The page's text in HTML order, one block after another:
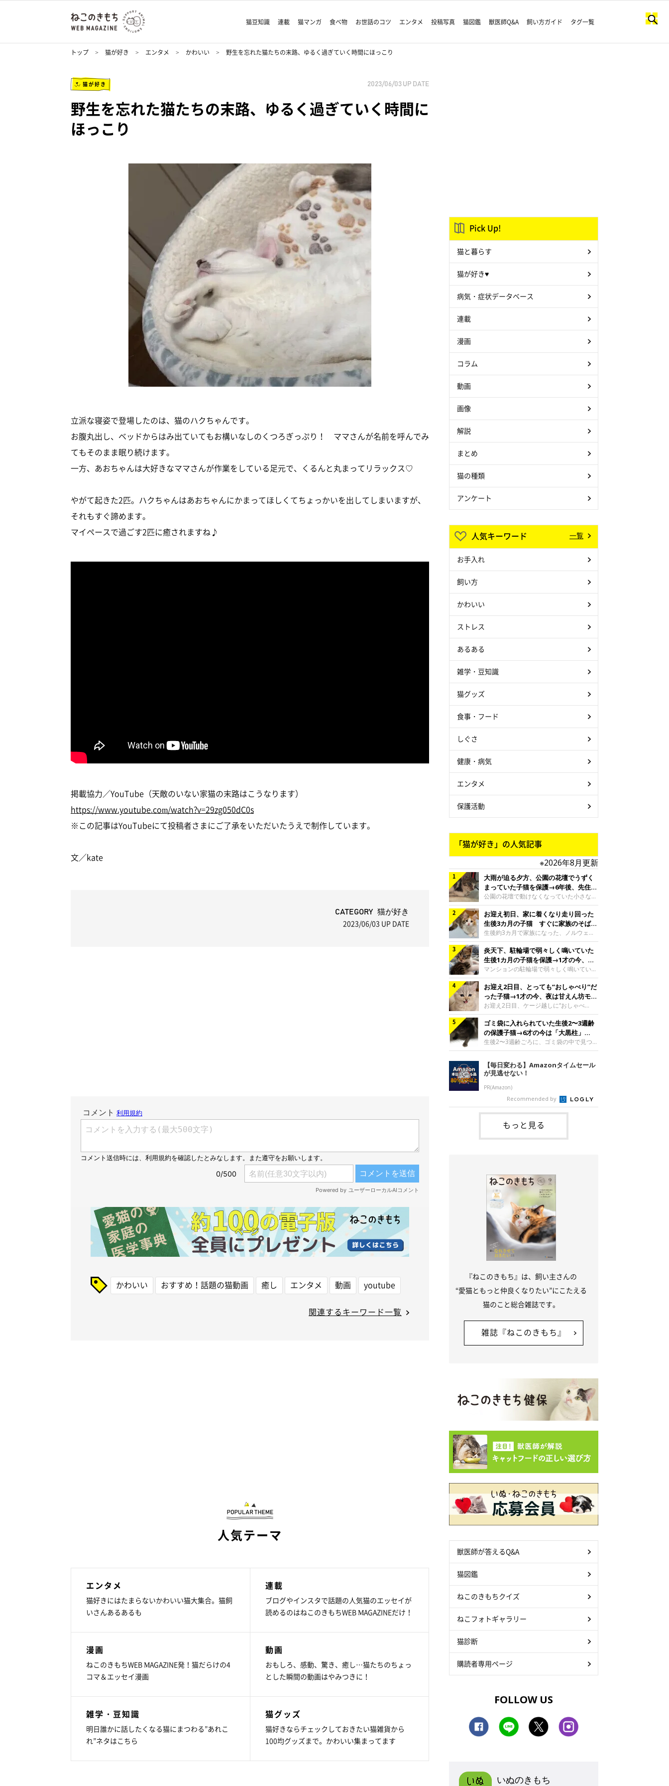
猫豆知識 連載 猫マンガ 食べ物 お世話のコツ エンタメ 投稿写真 猫図鑑 獣医師Q&A 飼い方ガイド タグ一覧
トップ 猫が好き エンタメ かわいい 野生を忘れた猫たちの末路、ゆるく過ぎていく時間にほっこり
猫が好き 2023/06/03 UP DATE
野生を忘れた猫たちの末路、ゆるく過ぎていく時間に
ほっこり
立派な寝姿で登場したのは、猫のハクちゃんです。
お腹丸出し、ベッドからはみ出ていてもお構いなしのくつろぎっぷり！ ママさんが名前を呼んでみ
てもそのまま眠り続けます。
一方、あおちゃんは大好きなママさんが作業をしている足元で、くるんと丸まってリラックス♡
やがて起きた2匹。ハクちゃんはあおちゃんにかまってほしくてちょっかいを出してしまいますが、
それもすぐ諦めます。
マイペースで過ごす2匹に癒されますね♪
掲載協力／YouTube（天敵のいない家猫の末路はこうなります）
https://www.youtube.com/watch?v=29zg050dC0s
※この記事はYouTubeにて投稿者さまにご了承をいただいたうえで制作しています。
文／kate
CATEGORY 猫が好き
2023/06/03 UP DATE
かわいい おすすめ！話題の猫動画 癒し エンタメ 動画 youtube
関連するキーワード一覧
人気テーマ
エンタメ
猫好きにはたまらないかわいい猫大集合。猫飼
いさんあるあるも
連載
ブログやインスタで話題の人気猫のエッセイが
読めるのはねこのきもちWEB MAGAZINEだけ！
漫画
ねこのきもちWEB MAGAZINE発！猫だらけの4
コマ＆エッセイ漫画
動画
おもしろ、感動、驚き、癒し…猫たちのちょっ
とした瞬間の動画はやみつきに！
雑学・豆知識
明日誰かに話したくなる猫にまつわる”あれこ
れ”ネタはこちら
猫グッズ
猫好きならチェックしておきたい猫雑貨から
100均グッズまで。かわいい集まってます
Pick Up!
猫と暮らす
猫が好き♥
病気・症状データベース
連載
漫画
コラム
動画
画像
解説
まとめ
猫の種類
アンケート
人気キーワード 一覧
お手入れ
飼い方
かわいい
ストレス
あるある
雑学・豆知識
猫グッズ
食事・フード
しぐさ
健康・病気
エンタメ
保護活動
「猫が好き」の人気記事
※2026年8月更新
大雨が迫る夕方、公園の花壇でうずく
まっていた子猫を保護→6年後、先住猫
と“姉妹”のような関係に
公園の花壇で動けなくなっていた小さな子
猫。家族に迎えられてから6年、先住猫と
の間には深い絆が育まれていました。保護
当時のティダちゃん。
@muumuu62197189紹介するのは、
X（旧Twitter）ユーザー
@muumuu62197189さんの愛猫・ティダ
ちゃん（取材時6才）の成長記録です。こ
ちらは、生後3カ月ごろのティダちゃん。
飼い主さんが出会ったのは、夜から大雨に
なると予報されていた日の夕方でした。花
壇で動けずにいた子猫保護したばかりのテ
ィダちゃん。@muumuu62197189飼い主
さんは、公園の
お迎え初日、家に着くなり走り回った
生後3カ月の子猫 すぐに家族のそばで
落ち着く姿に「迎えてよかった」
生後約3カ月で家族になった、ノルウェー
ジャンフォレストキャットの子猫。お迎え
翌日には、すでに家でくつろぐ様子を見せ
ていました。お迎え翌日、ベッドでうとう
とするむうちゃんお迎え翌日のむうちゃ
ん。@umimugi0304紹介するのは、
Instagramユーザー@umimugi0304さんの
愛猫・むうちゃん（撮影時、生後約3カ月
／ノルウェージャンフォレストキャッ
ト）。こちらは、お迎え翌日に撮影された
一枚。ゴハンをお腹いっぱい食べたむうち
ゃんは眠くなり、飼い主さん夫婦のベッド
でうとうとし始めたのだとか。飼い主さ
炎天下、駐輪場で弱々しく鳴いていた
生後1カ月の子猫を保護→1才の今、筋
肉質でツンデレなコに成長
マンションの駐輪場で弱々しく鳴いてい
た、生後1カ月ほどの子猫。家族に迎えら
れてから1年、体も行動も大きく成長しま
した。炎天下の駐輪場で鳴いていた小さな
子猫保護当時のモモちゃん。@Kingponzu
紹介するのは、X（旧Twitter）ユーザー
@Kingponzuさんの愛猫・モモちゃん（取
材時1才）の成長記録です。こちらは、モ
モちゃんが生後1カ月ごろに撮影された一
枚。飼い主さんの自宅マンションの駐輪場
です。子猫時代のモモちゃん。
@Kingponzuその日は気温が35℃を
お迎え2日目、とっても“おしゃべり”だ
った子猫→1才の今、夜は甘えん坊モー
ドになるコに成長！
お迎え2日目、ケージ越しに“おしゃべ
り”する姿を見せていた子猫。1才になった
今も見せる愛らしい姿にキュンとします。
お迎え2日目、ケージ越しに何かを伝える
ももちゃん“おしゃべり”なももちゃん。
@poocoonyan紹介するのは、Instagram
ユーザー@poocoonyanさんの愛猫・もも
ちゃん（取材時1才／マンチカン）です。
こちらの動画は、ももちゃんが生後2カ月
を過ぎたころ、お迎え2日目に撮影された
もの。新しい環境にゆっくり慣れてもらう
ため、当時はケージの中で過ごしていまし
た。鳴いてアピールするももち
ゴミ袋に入れられていた生後2〜3週齢
の保護子猫→6才の今は「大黒柱」
に！ 美しい黒猫に成長した姿にグッ
とくる
生後2〜3週齢ごろに、ゴミ袋の中で見つか
った小さな命。ミルクから育てられたその
子猫は今、家族に欠かせない存在へと成長
しました。ゴミ袋の中で見つかった、ミニ
モグラのような子猫よちよち歩きをしてい
たころの、生後2〜3週齢ごろのドンちゃ
ん。@doddou_1今回紹介するのは、
X（旧Twitter）ユーザー@doddou_1さん
の愛猫・ドンちゃん（取材時、推定6才／
本名：ドミトリー・ドンスコイ）。ドンち
ゃんは、保護猫でした。ドンちゃんが見つ
かったのは、飼い主さんの姉の勤め先の敷
【毎日変わる】Amazonタイムセール
が見逃せない！
PR(Amazon)
Recommended by
もっと見る
『ねこのきもち』は、飼い主さんの
“愛猫ともっと仲良くなりたい”にこたえる
猫のこと総合雑誌です。
雑誌『ねこのきもち』
獣医師が答えるQ&A
猫図鑑
ねこのきもちクイズ
ねこフォトギャラリー
猫診断
購読者専用ページ
FOLLOW US
いぬのきもち